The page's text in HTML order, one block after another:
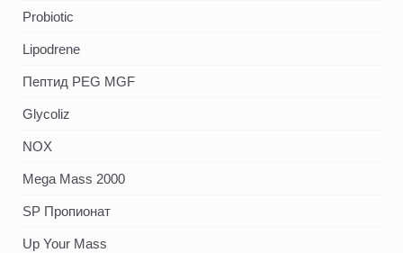
Probiotic
Lipodrene
Пептид PEG MGF
Glycoliz
NOX
Mega Mass 2000
SP Пропионат
Up Your Mass